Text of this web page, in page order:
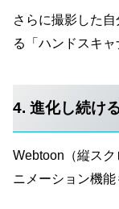
さらに撮影した
る「ハンドスキャ
4. 進化し続け
Webtoon（縦ス
ニメーション機能